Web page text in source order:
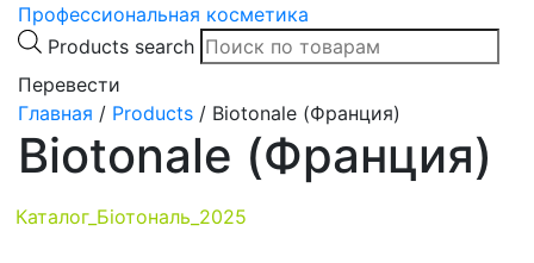
Профессиональная косметика
Products search
Перевести
Главная / Products / Biotonale (Франция)
Biotonale (Франция)
Каталог_Біотональ_2025